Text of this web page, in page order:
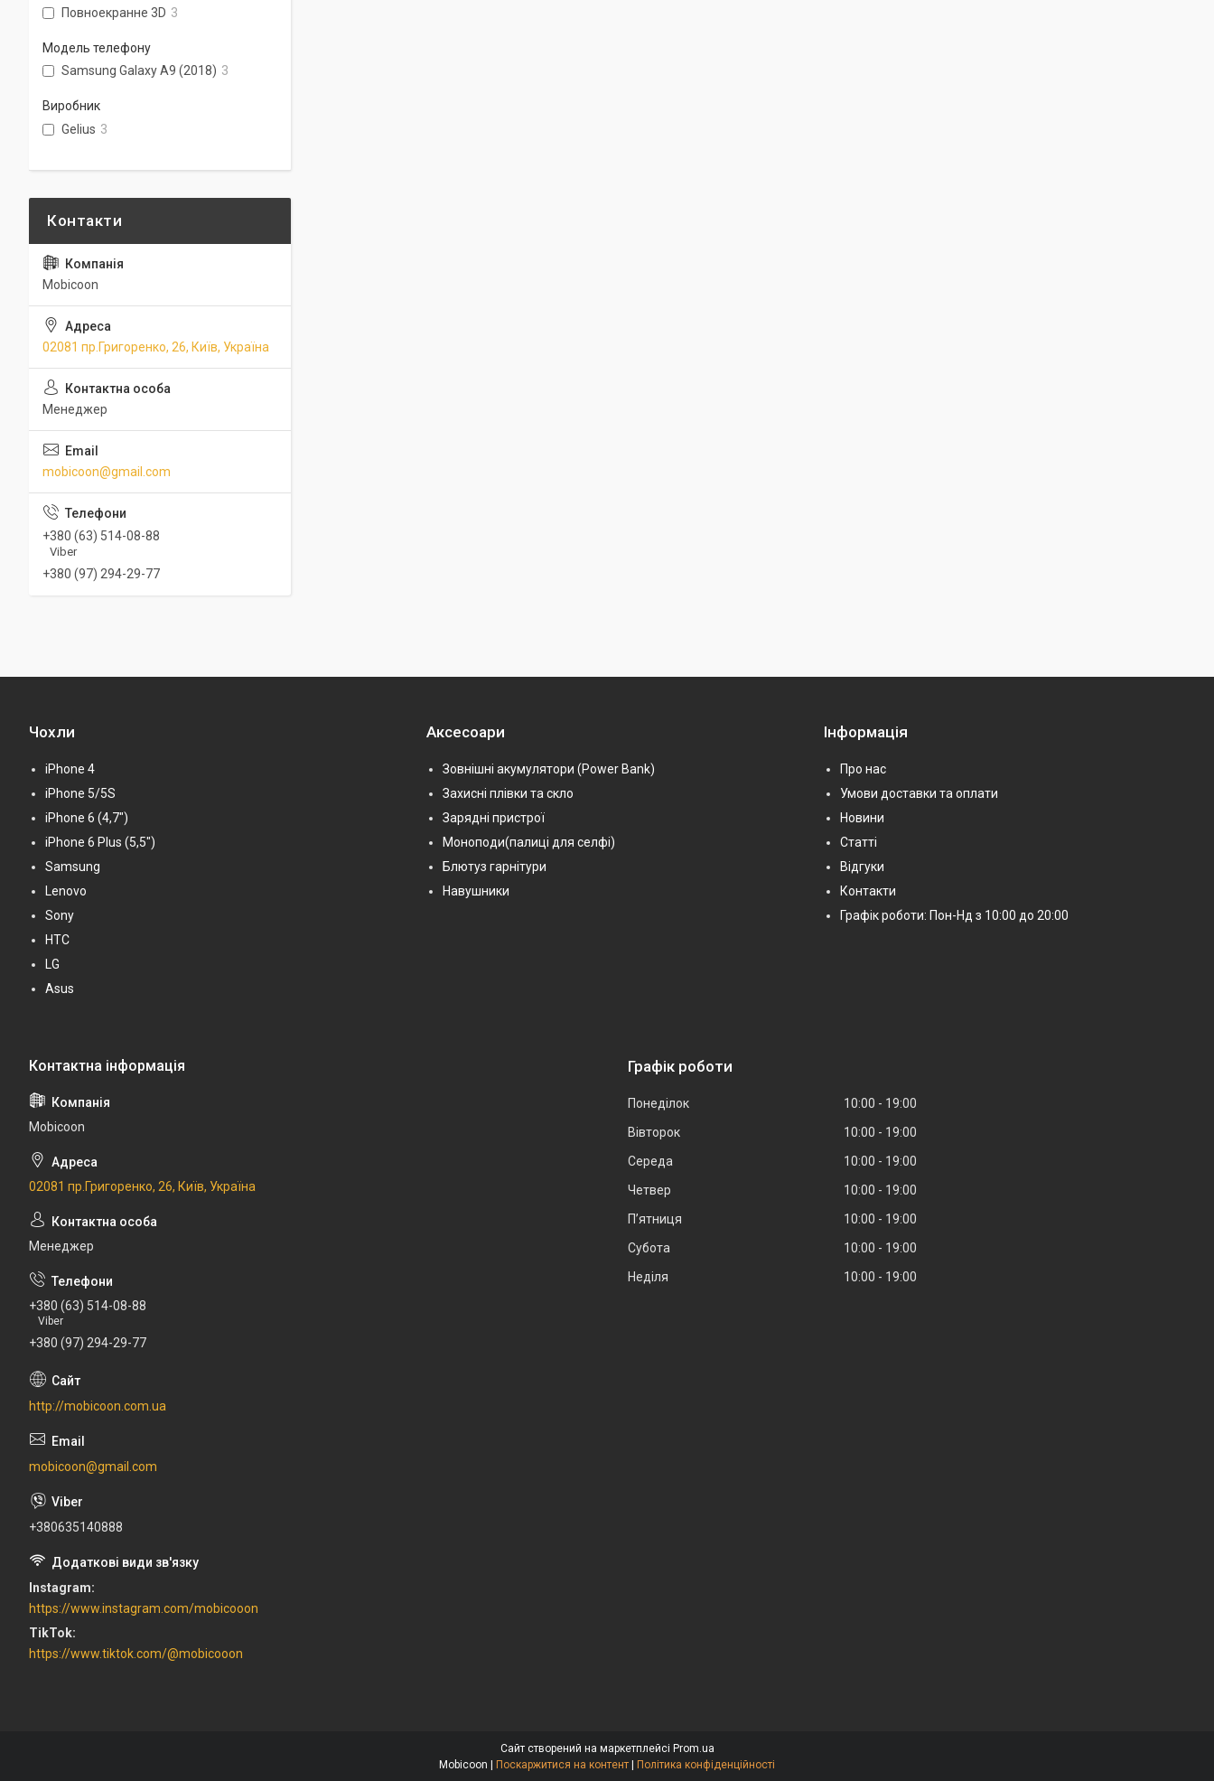
Повноекранне 3D 3
Модель телефону
Samsung Galaxy A9 (2018) 3
Виробник
Gelius 3
Mobicoon
02081 пр.Григоренко, 26, Київ, Україна
Менеджер
mobicoon@gmail.com
+380 (63) 514-08-88
Viber
+380 (97) 294-29-77
Чохли
iPhone 4
iPhone 5/5S
iPhone 6 (4,7")
iPhone 6 Plus (5,5")
Samsung
Lenovo
Sony
HTC
LG
Asus
Аксесоари
Зовнішні акумулятори (Power Bank)
Захисні плівки та скло
Зарядні пристрої
Моноподи(палиці для селфі)
Блютуз гарнітури
Навушники
Інформація
Про нас
Умови доставки та оплати
Новини
Статті
Відгуки
Контакти
Графік роботи: Пон-Нд з 10:00 до 20:00
Mobicoon
02081 пр.Григоренко, 26, Київ, Україна
Менеджер
+380 (63) 514-08-88
Viber
+380 (97) 294-29-77
http://mobicoon.com.ua
mobicoon@gmail.com
+380635140888
Instagram
https://www.instagram.com/mobicooon
TikTok
https://www.tiktok.com/@mobicooon
Графік роботи
Понеділок 10:00
19:00
Вівторок
10:00
19:00
Середа
10:00
19:00
Четвер
10:00
19:00
Пʼятниця
10:00
19:00
Субота
10:00
19:00
Неділя
10:00 19:00
Сайт створений на маркетплейсі Prom.ua
Поскаржитися на контент Політика конфіденційності